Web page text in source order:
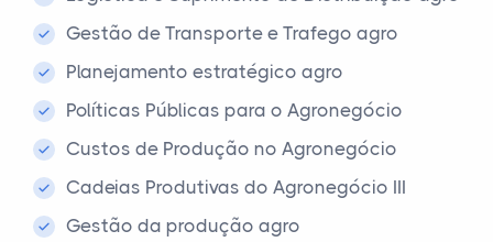
Gestão de Transporte e Trafego agro
Planejamento estratégico agro
Políticas Públicas para o Agronegócio
Custos de Produção no Agronegócio
Cadeias Produtivas do Agronegócio III
Gestão da produção agro